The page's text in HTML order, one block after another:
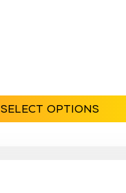
SELECT OPTIONS